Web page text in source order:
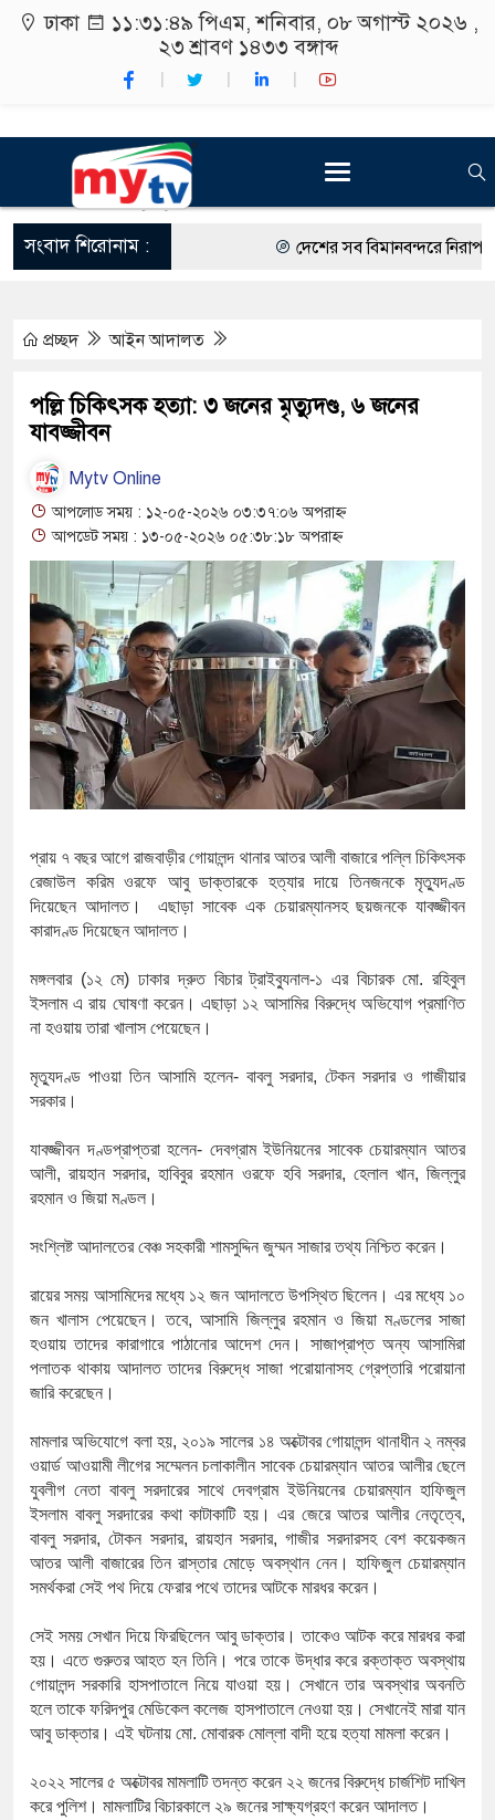
ঢাকা ১১:৩১:৫০ পিএম, শনিবার, ০৮ অগাস্ট ২০২৬ ,
২৩ শ্রাবণ ১৪৩৩ বঙ্গাব্দ
সংবাদ শিরোনাম : দেশের সব বিমানবন্দরে নিরাপত্তা
থাকায় বিক্রিতে নিষেধাজ্ঞা
অত্যাচারের ছবি যেন আর তুলতে
আলাল
‘গুলশানের চামেলি’তে ভিন্ন রূপে
যৌনকর্মীর দালাল চরিত্রে
সারজিস-পাটোয়ারীসহ ১০ জনের
গুলশান থেকে সাবেক মন্ত্রী লতিফ
‘স্কুটি নাকি গোল্ড?’
এর ফ্রিডম ব্র্যান্ড, বাড়ল ক্যাম্পেইনের
১৫২২ পুলিশ সদস্যকে চাকরিতে
দেশের ৬ অঞ্চলে ঝড়ের আভাস
সার্ককে আরও গতিশীল করতে চায়
প্রেমের সম্পর্ক ছিন্ন না করায় মা-
প্রধানমন্ত্রীর সঙ্গে নবনিযুক্ত
হামের উপসর্গে আরও ৬ প্রাণহানি,
অবশেষে পদত্যাগ করলেন ভারতের
জামায়াত ফেরেশতাদের দল নয়,
প্রচ্ছদ আইন আদালত
পল্লি চিকিৎসক হত্যা: ৩ জনের মৃত্যুদণ্ড, ৬ জনের
যাবজ্জীবন
Mytv Online
আপলোড সময় : ১২-০৫-২০২৬ ০৩:৩৭:০৬ অপরাহ্ন
আপডেট সময় : ১৩-০৫-২০২৬ ০৫:৩৮:১৮ অপরাহ্ন
প্রায় ৭ বছর আগে রাজবাড়ীর গোয়ালন্দ থানার আতর আলী বাজারে পল্লি চিকিৎসক
রেজাউল করিম ওরফে আবু ডাক্তারকে হত্যার দায়ে তিনজনকে মৃত্যুদণ্ড
দিয়েছেন আদালত।
এছাড়া সাবেক এক চেয়ারম্যানসহ ছয়জনকে যাবজ্জীবন
কারাদণ্ড দিয়েছেন আদালত।
মঙ্গলবার(১২ মে)ঢাকার দ্রুত বিচার ট্রাইব্যুনাল-১ এর বিচারক মো.রহিবুল
ইসলাম এ রায় ঘোষণা করেন। এছাড়া ১২ আসামির বিরুদ্ধে অভিযোগ প্রমাণিত
না হওয়ায় তারা খালাস পেয়েছেন।
মৃত্যুদণ্ড পাওয়া তিন আসামি হলেন- বাবলু সরদার, টেকন সরদার ও গাজীয়ার
সরকার।
যাবজ্জীবন দণ্ডপ্রাপ্তরা হলেন- দেবগ্রাম ইউনিয়নের সাবেক চেয়ারম্যান আতর
আলী,রায়হান সরদার,হাবিবুর রহমান ওরফে হবি সরদার, হেলাল খান,জিল্লুর
রহমান ও জিয়া মণ্ডল।
সংশ্লিষ্ট আদালতের বেঞ্চ সহকারী শামসুদ্দিন জুম্মন সাজার তথ্য নিশ্চিত করেন।
রায়ের সময় আসামিদের মধ্যে ১২ জন আদালতে উপস্থিত ছিলেন। এর মধ্যে ১০
জন খালাস পেয়েছেন। তবে,আসামি জিল্লুর রহমান ও জিয়া মণ্ডলের সাজা
হওয়ায় তাদের কারাগারে পাঠানোর আদেশ দেন। সাজাপ্রাপ্ত অন্য আসামিরা
পলাতক থাকায় আদালত তাদের বিরুদ্ধে সাজা পরোয়ানাসহ গ্রেপ্তারি পরোয়ানা
জারি করেছেন।
মামলার অভিযোগে বলা হয়, ২০১৯ সালের ১৪ অক্টোবর গোয়ালন্দ থানাধীন ২ নম্বর
ওয়ার্ড আওয়ামী লীগের সম্মেলন চলাকালীন সাবেক চেয়ারম্যান আতর আলীর ছেলে
যুবলীগ নেতা বাবলু সরদারের সাথে দেবগ্রাম ইউনিয়নের চেয়ারম্যান হাফিজুল
ইসলাম বাবলু সরদারের কথা কাটাকাটি হয়। এর জেরে আতর আলীর নেতৃত্বে,
বাবলু সরদার,টোকন সরদার, রায়হান সরদার,গাজীর সরদারসহ বেশ কয়েকজন
আতর আলী বাজারের তিন রাস্তার মোড়ে অবস্থান নেন। হাফিজুল চেয়ারম্যান
সমর্থকরা সেই পথ দিয়ে ফেরার পথে তাদের আটকে মারধর করেন।
সেই সময় সেখান দিয়ে ফিরছিলেন আবু ডাক্তার। তাকেও আটক করে মারধর করা
হয়। এতে গুরুতর আহত হন তিনি। পরে তাকে উদ্ধার করে রক্তাক্ত অবস্থায়
গোয়ালন্দ সরকারি হাসপাতালে নিয়ে যাওয়া হয়। সেখানে তার অবস্থার অবনতি
হলে তাকে ফরিদপুর মেডিকেল কলেজ হাসপাতালে নেওয়া হয়। সেখানেই মারা যান
আবু ডাক্তার। এই ঘটনায় মো. মোবারক মোল্লা বাদী হয়ে হত্যা মামলা করেন।
২০২২ সালের ৫ অক্টোবর মামলাটি তদন্ত করেন ২২ জনের বিরুদ্ধে চার্জশিট দাখিল
করে পুলিশ। মামলাটির বিচারকালে ২৯ জনের সাক্ষ্যগ্রহণ করেন আদালত।